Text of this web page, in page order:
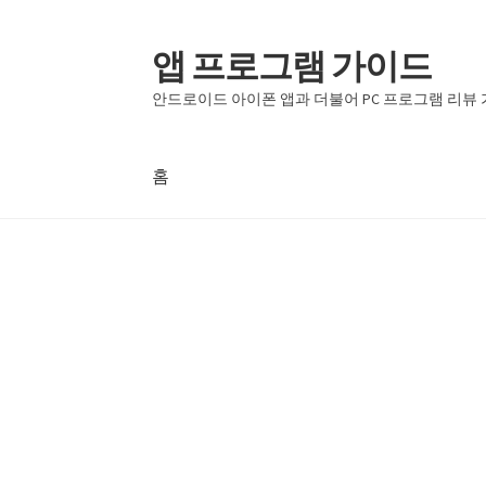
탐
색
으
건
너
컨
텐
츠
건
너
앱 프로그램 가이드
안드로이드 아이폰 앱과 더불어 PC 프로그램 리뷰
홈